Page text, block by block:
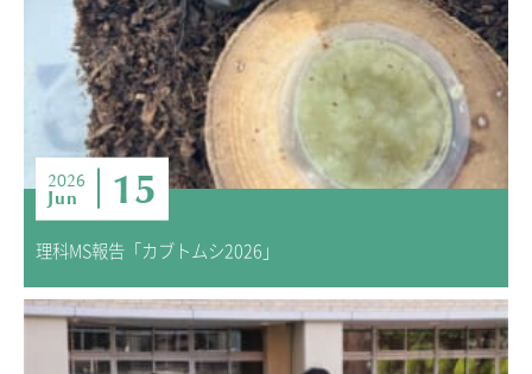
2026
Jun 15
理科MS報告「カブトムシ2026」